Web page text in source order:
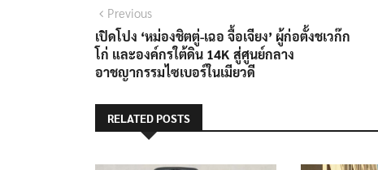
แนะแนว
เรื่อง
PreviousPrevious
post:
เปิดโปง ‘หม่องชิตตู่-เฉอ จื้อเจียง’ ผู้ก่อตั้งชเวก๊ก
โก่ และองค์กรใต้ดิน 14K สู่ศูนย์กลาง
อาชญากรรมไซเบอร์ในเมียวดี
RELATED POSTS